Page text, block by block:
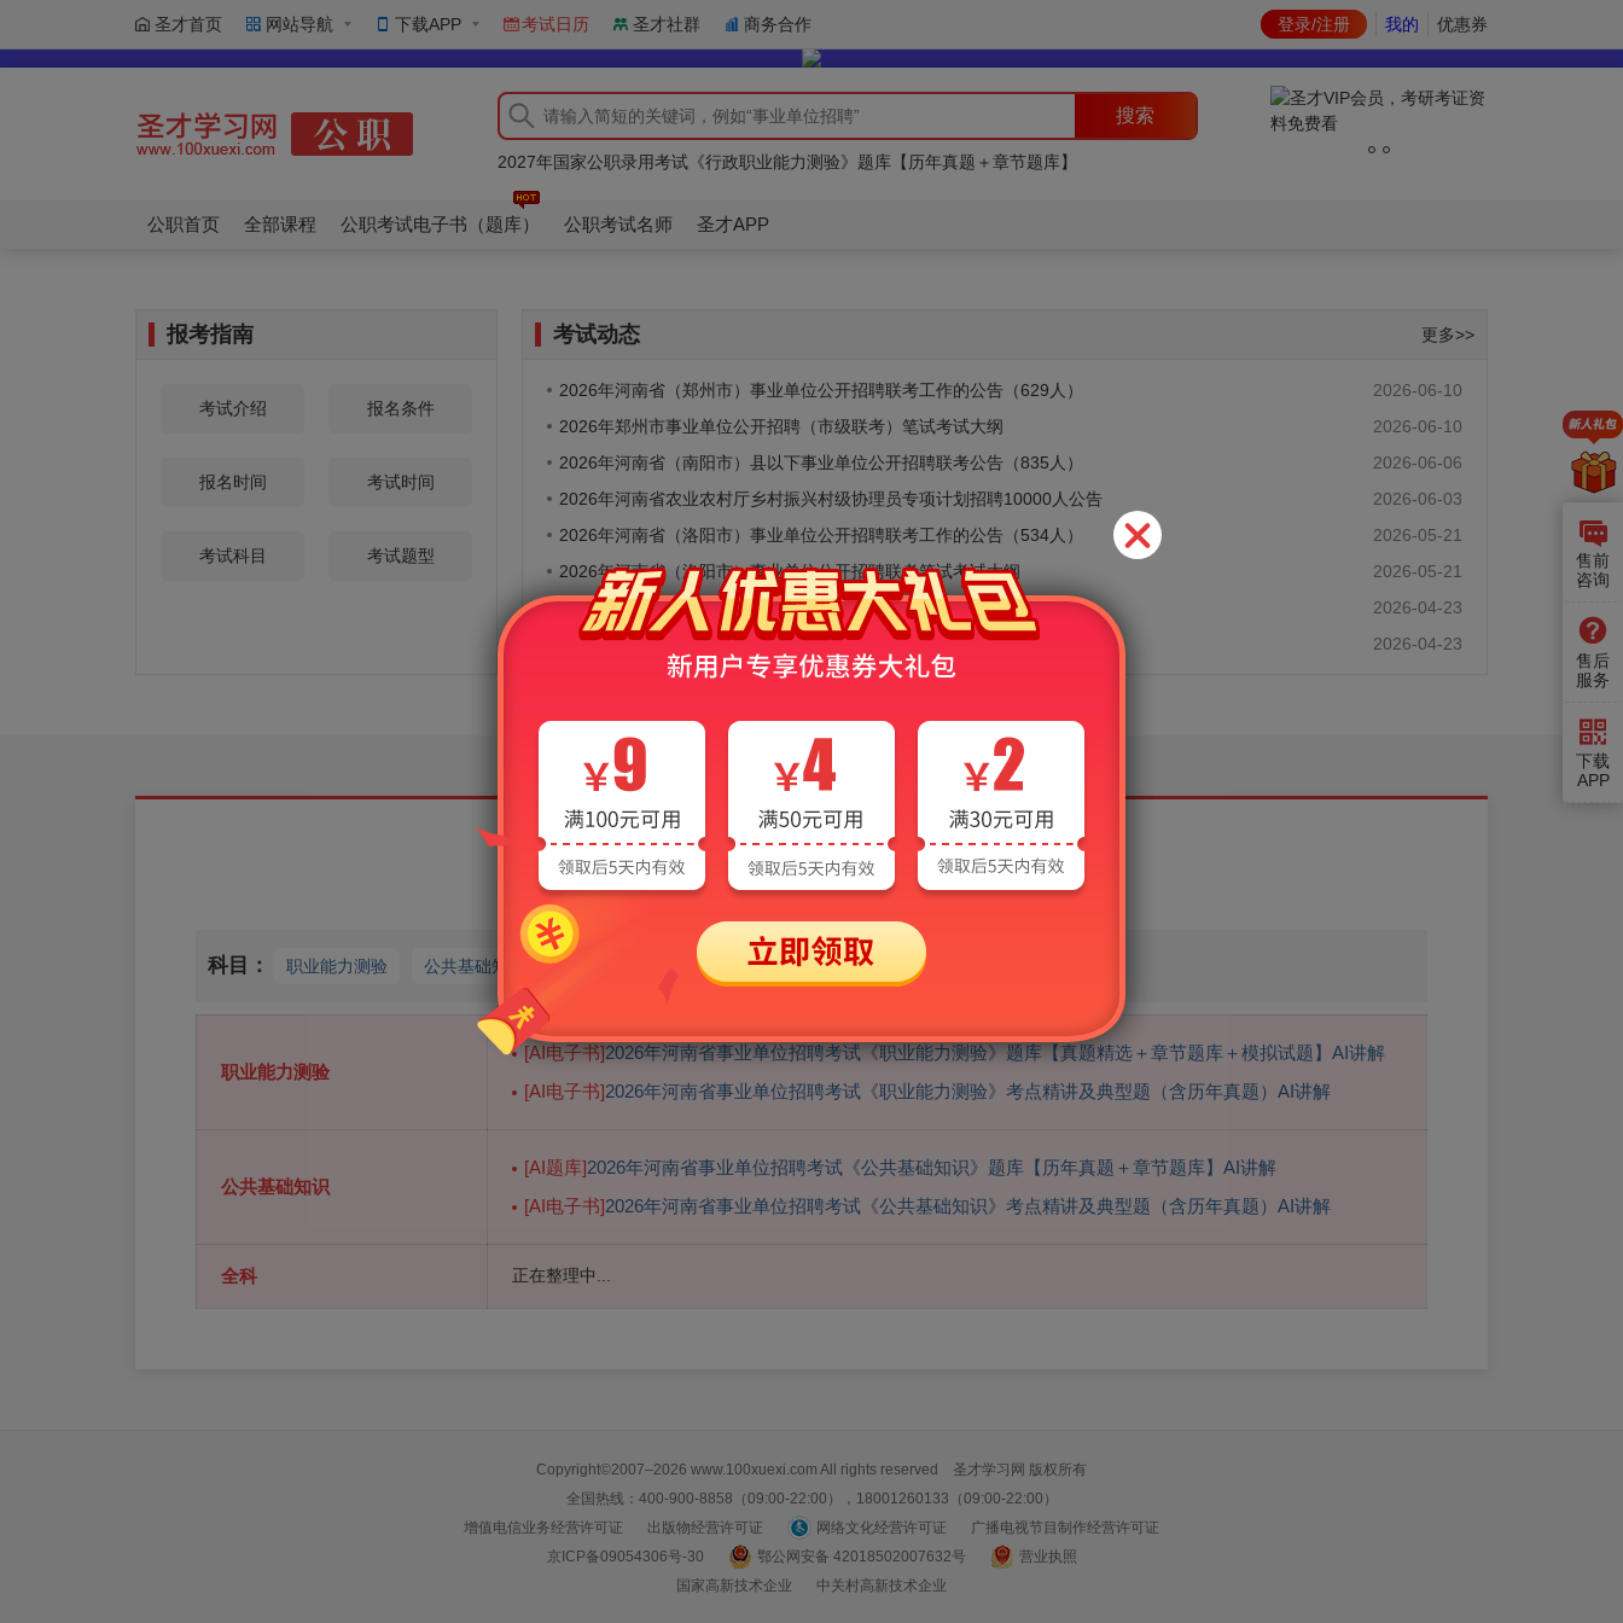
圣才首页 网站导航 下载APP 考试日历 圣才社群 商务合作 登录/注册 我的 优惠券
2026年北京市事业单位招聘考试题库
2027年国家公职考试《申论》网授精讲班【教材精讲＋真题串讲】
2027年国家公职录用考试《行政职业能力测验》题库【历年真题＋章节题库】
2026年北京市事业单位招聘考试题库
2027年国家公职考试《申论》网授精讲班【教材精讲＋真题串讲】
搜索
公职首页 全部课程 公职考试电子书（题库） 公职考试名师 圣才APP
报考指南
考试介绍 报名条件
报名时间 考试时间
考试科目 考试题型
考试动态 更多>>
2026年河南省（郑州市）事业单位公开招聘联考工作的公告（629人）
2026-06-10
2026年郑州市事业单位公开招聘（市级联考）笔试考试大纲
2026-06-10
2026年河南省（南阳市）县以下事业单位公开招聘联考公告（835人）
2026-06-06
2026年河南省农业农村厅乡村振兴村级协理员专项计划招聘10000人公告
2026-06-03
2026年河南省（洛阳市）事业单位公开招聘联考工作的公告（534人）
2026-05-21
2026年河南省（洛阳市）事业单位公开招聘联考笔试考试大纲
2026-05-21
2026年河南省（南阳市）事业单位公开招聘联考工作的公告（755人）
2026-04-23
2026年河南省（驻马店市）事业单位公开招聘联考工作的公告（142人）
2026-04-23
2026年河南省事业单位招聘考试辅导
科目： 职业能力测验 公共基础知识 全科
职业能力测验
[AI电子书]2026年河南省事业单位招聘考试《职业能力测验》题库【真题精选＋章节题库＋模拟试题】AI讲解
[AI电子书]2026年河南省事业单位招聘考试《职业能力测验》考点精讲及典型题（含历年真题）AI讲解
公共基础知识
[AI题库]2026年河南省事业单位招聘考试《公共基础知识》题库【历年真题＋章节题库】AI讲解
[AI电子书]2026年河南省事业单位招聘考试《公共基础知识》考点精讲及典型题（含历年真题）AI讲解
全科 正在整理中...
Copyright©2007–2026 www.100xuexi.com All rights reserved 圣才学习网 版权所有
全国热线：400-900-8858（09:00-22:00），18001260133（09:00-22:00）
增值电信业务经营许可证
出版物经营许可证 网络文化经营许可证
广播电视节目制作经营许可证
京ICP备09054306号-30
鄂公网安备 42018502007632号
营业执照
国家高新技术企业
中关村高新技术企业
售前
咨询
售后
服务
下载
APP